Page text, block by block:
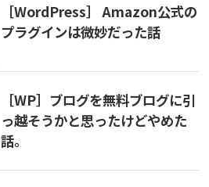
［WordPress］ Amazon公式の
プラグインは微妙だった話
［WP］ブログを無料ブログに引
っ越そうかと思ったけどやめた
話。